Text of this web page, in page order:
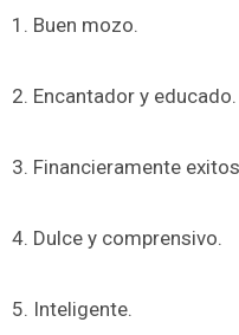
1. Buen mozo.
2. Encantador y educado.
3. Financieramente
4. Dulce y comprensivo.
5. Inteligente.